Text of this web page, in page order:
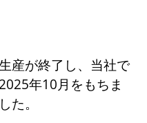
産が終了し、当社で
年10月をもちま
た。